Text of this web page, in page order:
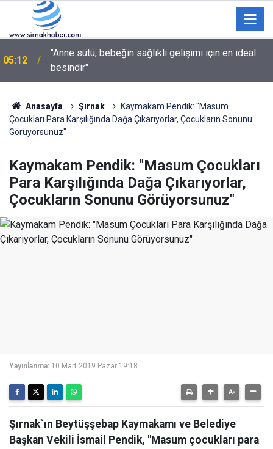
03:35 Sulama kanalına giren genç hayatını kaybetti
Anasayfa Şırnak
Kaymakam Pendik: "Masum
Çocukları Para Karşılığında Dağa Çıkarıyorlar, Çocukların Sonunu
Görüyorsunuz"
Kaymakam Pendik: "Masum Çocukları
Para Karşılığında Dağa Çıkarıyorlar,
Çocukların Sonunu Görüyorsunuz"
Yayınlanma: 10 Mart 2019 Pazar 19:18
Şırnak`ın Beytüşşebap Kaymakamı ve Belediye
Başkan Vekili İsmail Pendik, "Masum çocukları para